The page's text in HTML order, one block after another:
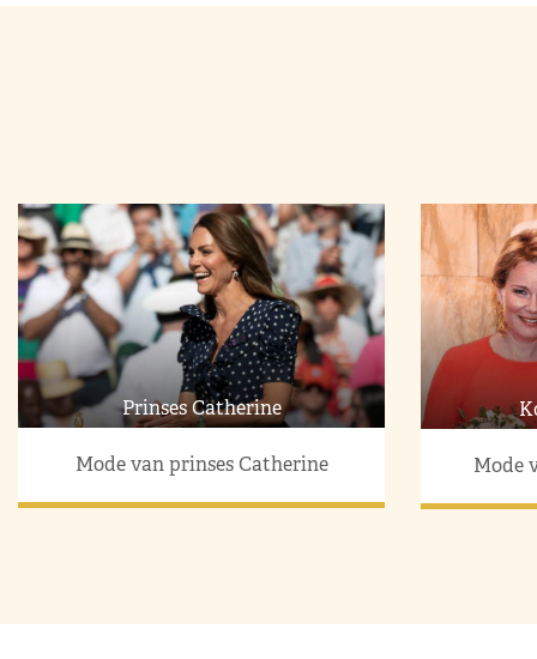
Prinses Catherine
Mode van prinses Catherine Mode